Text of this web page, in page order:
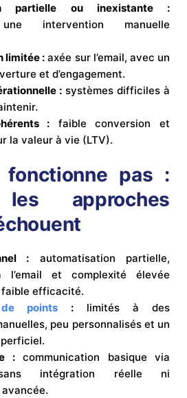
partielle ou inexistante :
intervention manuelle
limitée : axée sur l’email, avec un
et d’engagement.
: systèmes difficiles à
: faible conversion et
la valeur à vie (LTV).
pas :
approches
: automatisation partielle,
l’email et complexité élevée
efficacité.
de points :limités à des
peu personnalisés et un
:communication basique via
intégration réelle ni